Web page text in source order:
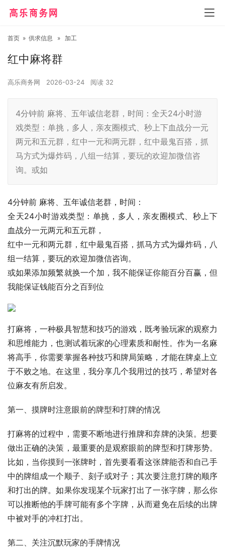
首页 » 供求信息 » 加工
红中麻将群
高乐商务网 2026-03-24 阅读 32
4分钟前 麻将、五年诚信老群，时间：全天24小时游
戏类型：单挑，多人，亲友圈模式、秒上下血战分一元
两元和五元群，红中一元和两元群，红中最鬼百搭，抓
马方式为爆炸码，八组一结算，要玩的欢迎加微信咨
询。或如
4分钟前 麻将、五年诚信老群，时间：
全天24小时游戏类型：单挑，多人，亲友圈模式、秒上下
血战分一元两元和五元群，
红中一元和两元群，红中最鬼百搭，抓马方式为爆炸码，八
组一结算，要玩的欢迎加微信咨询。
或如果添加频繁就换一个加，我不能保证你能百分百赢，但
我能保证钱能百分之百到位
打麻将，一种极具智慧和技巧的游戏，既考验玩家的观察力
和思维能力，也测试着玩家的心理素质和耐性。作为一名麻
将高手，你需要掌握各种技巧和牌局策略，才能在牌桌上立
于不败之地。在这里，我分享几个我用过的技巧，希望对各
位麻友有所启发。
第一、摸牌时注意眼前的牌型和打牌的情况
打麻将的过程中，需要不断地进行推牌和弃牌的决策。想要
做出正确的决策，最重要的是观察眼前的牌型和打牌形势。
比如，当你摸到一张牌时，首先要看看这张牌能否和自己手
中的牌组成一个顺子、刻子或对子；其次要注意打牌的顺序
和打出的牌。如果你发现某个玩家打出了一张字牌，那么你
可以推断他的手牌可能有多个字牌，从而避免在后续的出牌
中被对手的冲杠打出。
第二、关注沉默玩家的手牌情况